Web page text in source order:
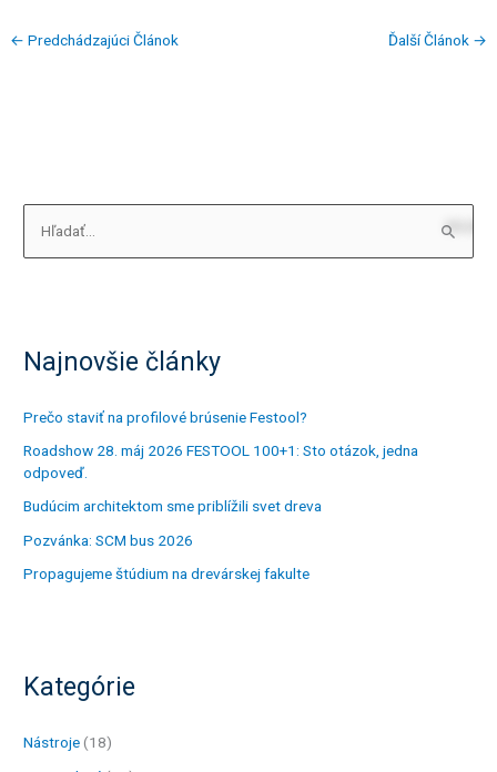
← Predchádzajúci Článok Ďalší Článok →
a
a
ť
:
Najnovšie články
Prečo staviť na profilové brúsenie Festool?
Roadshow 28. máj 2026 FESTOOL 100+1: Sto otázok, jedna
odpoveď.
Budúcim architektom sme priblížili svet dreva
Pozvánka: SCM bus 2026
Propagujeme štúdium na drevárskej fakulte
Kategórie
Nástroje (18)